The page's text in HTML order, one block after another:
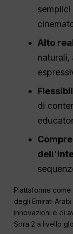
Alto
naturali,
di
Piattaforme come
degli Emirati
innovazioni e di
Sora 2 a livello